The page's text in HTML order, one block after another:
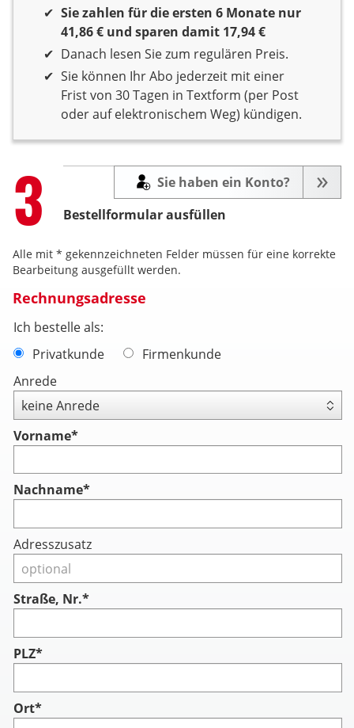
Sie zahlen für die ersten 6 Monate nur
41,86 € und sparen damit 17,94 €
Danach lesen Sie zum regulären Preis.
Sie können Ihr Abo jederzeit mit einer
Frist von 30 Tagen in Textform (per Post
oder auf elektronischem Weg) kündigen.
Step
3 Bestellformular ausfüllen
Sie haben ein Konto?
Alle mit * gekennzeichneten Felder müssen für eine korrekte
Bearbeitung ausgefüllt werden.
Rechnungsadresse
Ich bestelle als:
Privatkunde
Firmenkunde
Anrede
Vorname*
Nachname*
Adresszusatz
Straße, Nr.*
PLZ*
Ort*